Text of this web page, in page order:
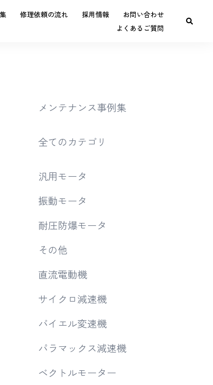
修理依頼の流れ 採用情報
お問い合わせ
よくあるご質問
メンテナンス事例集
全てのカテゴリ
汎用モータ
振動モータ
耐圧防爆モータ
その他
直流電動機
サイクロ減速機
バイエル変速機
パラマックス減速機
ベクトルモーター